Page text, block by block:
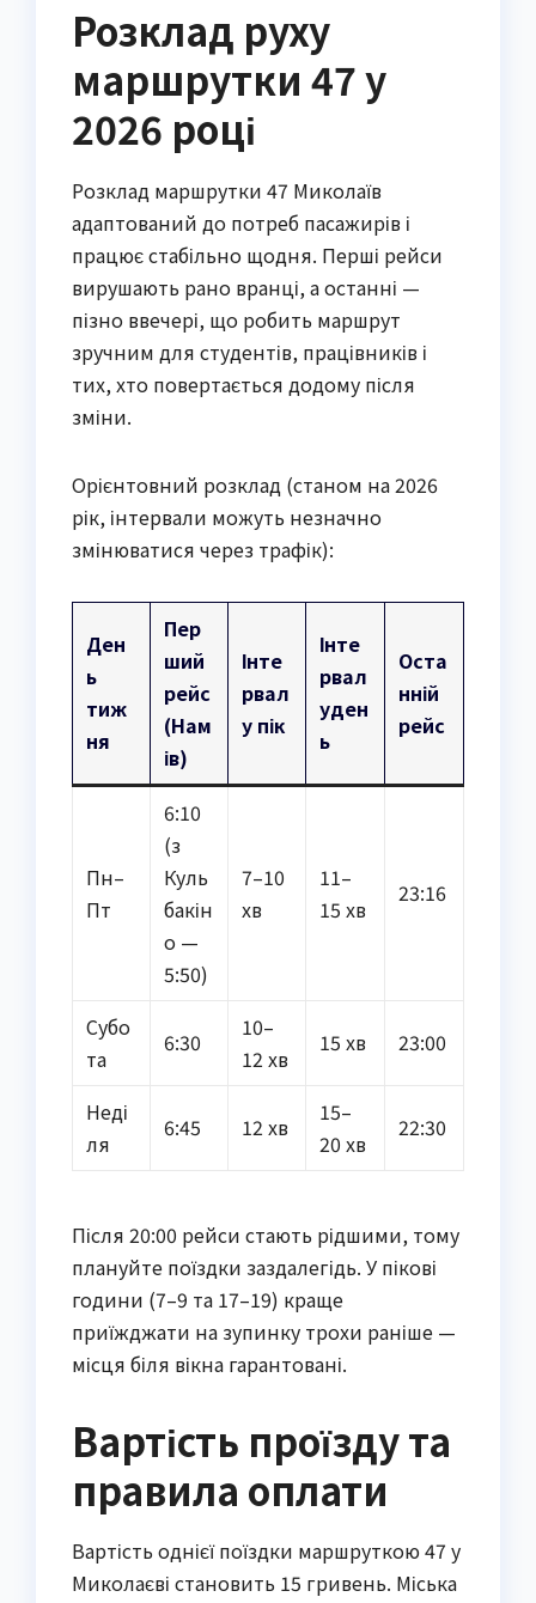
Розклад руху
маршрутки 47 у
2026 році
Розклад маршрутки 47 Миколаїв
адаптований до потреб пасажирів і
працює стабільно щодня. Перші рейси
вирушають рано вранці, а останні —
пізно ввечері, що робить маршрут
зручним для студентів, працівників і
тих, хто повертається додому після
зміни.
Орієнтовний розклад (станом на 2026
рік, інтервали можуть незначно
змінюватися через трафік):
Ден
ь
тиж
ня
Пер
ший
рейс
(Нам
ів)
Інте
рвал
у пік
Інте
рвал
уден
ь
Оста
нній
рейс
Пн–
Пт
6:10
(з
Куль
бакін
о —
5:50)
7–10
хв
11–
15 хв
23:16
Субо
та
6:30
10–
12 хв
15 хв 23:00
Неді
ля
6:45 12 хв
15–
20 хв
22:30
Після 20:00 рейси стають рідшими, тому
плануйте поїздки заздалегідь. У пікові
години (7–9 та 17–19) краще
приїжджати на зупинку трохи раніше —
місця біля вікна гарантовані.
Вартість проїзду та
правила оплати
Вартість однієї поїздки маршруткою 47 у
Миколаєві становить 15 гривень. Міська